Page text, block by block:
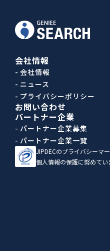
会社情報
- 会社情報
- ニュース
- プライバシーポリシー
お問い合わせ
パートナー企業
- パートナー企業募集
- パートナー企業一覧
JIPDECのプライバシーマ
個人情報の保護に努めてい